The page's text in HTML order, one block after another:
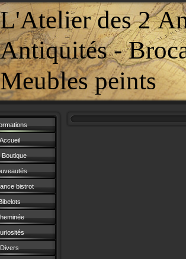
L'Atelier des 2
Antiquités -
Meubles peints
Boutique
bistrot
Divers